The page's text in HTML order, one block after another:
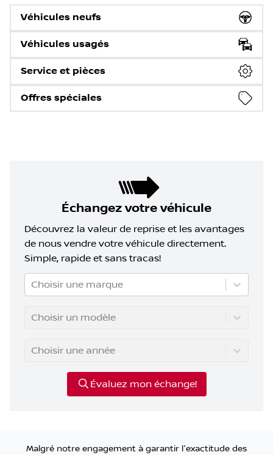
Véhicules neufs
Véhicules usagés
Service et pièces
Offres spéciales
Échangez votre véhicule
Découvrez la valeur de reprise et les avantages
de nous vendre votre véhicule directement.
Simple, rapide et sans tracas!
Choisir une marque
Choisir un modèle
Choisir une année
Évaluez mon échange!
Malgré notre engagement à garantir l'exactitude des